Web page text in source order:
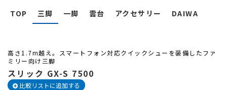
ページメニュー
TOP 三脚 一脚 雲台 アクセサリー DAIWA
高さ1.7m越え。スマートフォン対応クイックシューを装備したファ
ミリー向け三脚
スリック GX-S 7500
比較リストに追加する